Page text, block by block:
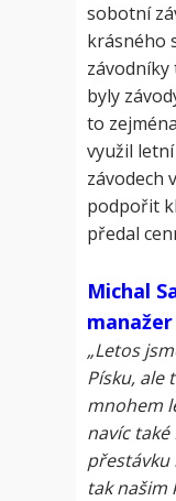
sobotní
krásného
závodníky
byly
to
využil
závodech
podpořit
předal
Michal
manažer
„Letos
Písku, ale
mnohem
navíc
přestávku
tak našim